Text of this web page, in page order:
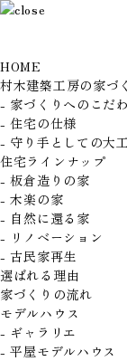
HOME
村木建築工房の家づ
- 家づくりへのこだ
- 住宅の仕様
- 守り手としての大
住宅ラインナップ
- 板倉造りの家
- 木楽の家
- 自然に還る家
- リノベーション
- 古民家再生
選ばれる理由
家づくりの流れ
モデルハウス
- ギャラリエ
- 平屋モデルハウス